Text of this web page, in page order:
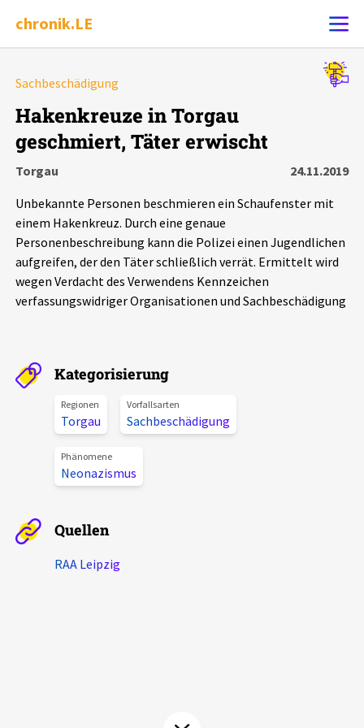
chronik.LE
Chronik
Leipziger Zustände
Schlaglichter
Aktuelles
Alle Beiträge
Veranstaltungen
Pressemitteilungen
Podcasts
Über uns
Projektbeschreibung
Unterstützer_innen
Sachbeschädigung
Hakenkreuze in Torgau
geschmiert, Täter erwischt
Torgau
24.11.2019
Unbekannte Personen beschmieren ein Schaufenster mit
einem Hakenkreuz. Durch eine genaue
Personenbeschreibung kann die Polizei einen Jugendlichen
aufgreifen, der den Täter schließlich verrät. Ermittelt wird
wegen Verdacht des Verwendens Kennzeichen
verfassungswidriger Organisationen und Sachbeschädigung
Kategorisierung
Regionen
Torgau
Vorfallsarten
Sachbeschädigung
Phänomene
Neonazismus
Quellen
RAA Leipzig
Alle Ereignisse
Ereignisse
Ereignisse Statistik